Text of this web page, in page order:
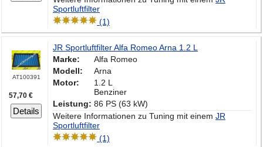
Sportluftfilter
(1)
AT100391
57,70 €
Details
JR Sportluftfilter Alfa Romeo Arna 1.2 L
Marke:
Alfa Romeo
Modell:
Arna
Motor:
1.2 L
Benziner
Leistung: 86 PS (63 kW)
Weitere Informationen zu Tuning mit einem JR
Sportluftfilter
(1)